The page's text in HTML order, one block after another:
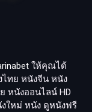
ให้คุณได้
ไทย หนังจีน หนัง
หนังออนไลน์ HD
งใหม่ หนัง ดูหนังฟรี